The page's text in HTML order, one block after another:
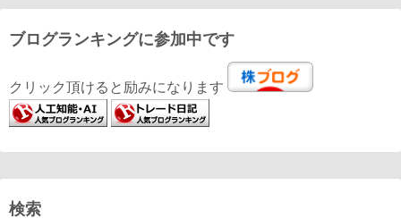
ブログランキングに参加中です
クリック頂けると励みになります
検索